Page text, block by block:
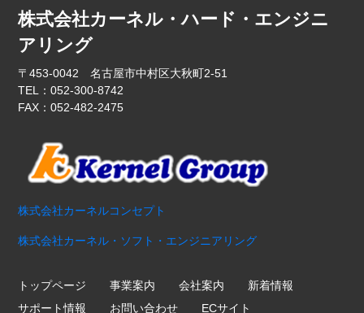
株式会社カーネル・ハード・エンジニ
アリング
〒453-0042 名古屋市中村区大秋町2-51
TEL：052-300-8742
FAX：052-482-2475
株式会社カーネルコンセプト
株式会社カーネル・ソフト・エンジニアリング
トップページ 事業案内 会社案内
新着情報
サポート情報
お問い合わせ ECサイト